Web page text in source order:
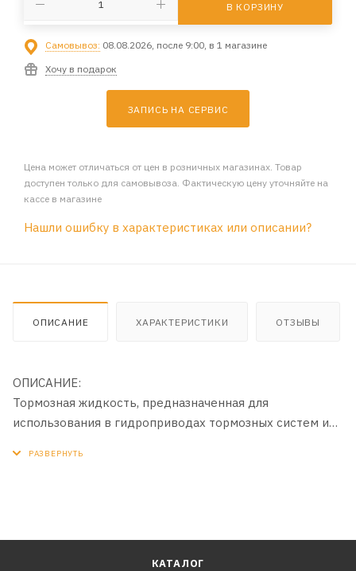
В КОРЗИНУ
Самовывоз: 08.08.2026, после 9:00, в 1 магазине
Хочу в подарок
ЗАПИСЬ НА СЕРВИС
Цена может отличаться от цен в розничных магазинах. Товар
доступен только для самовывоза. Фактическую цену уточняйте на
кассе в магазине
Нашли ошибку в характеристиках или описании?
ОПИСАНИЕ ХАРАКТЕРИСТИКИ ОТЗЫВЫ
ОПИСАНИЕ:
Тормозная жидкость, предназначенная для
использования в гидроприводах тормозных систем и
КАТАЛОГ